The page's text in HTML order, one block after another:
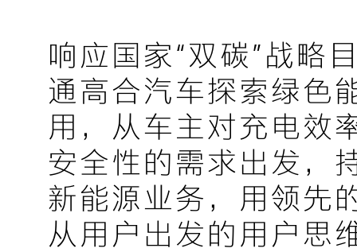
响应国家“双碳”战略
通高合汽车探索绿色
用，从车主对充电效
安全性的需求出发，
新能源业务，用领先
从用户出发的用户思